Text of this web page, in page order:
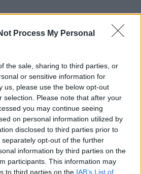
Process My Personal
the sale, sharing to third parties, or
or sensitive information for
us, please use the below opt-out
selection. Please note that after your
you may continue seeing
on personal information utilized by
disclosed to third parties prior to
opt-out of the further
information by third parties on the
participants. This information may
to third parties on the IAB’s List of